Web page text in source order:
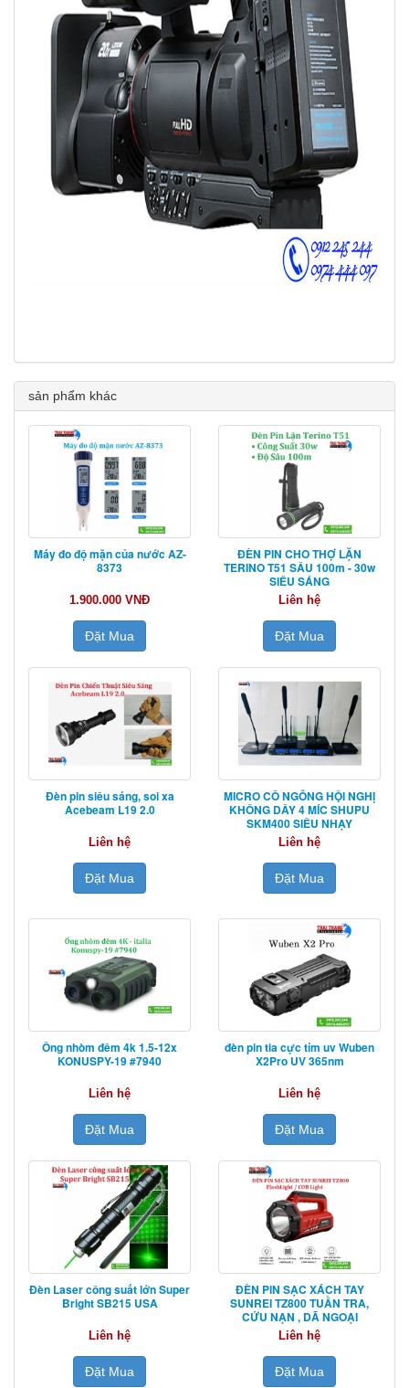
sản phẩm khác
Máy đo độ mặn của nước AZ-
8373
1.900.000 VNĐ
Đặt Mua
ĐÈN PIN CHO THỢ LẶN
TERINO T51 SÂU 100m - 30w
SIÊU SÁNG
Liên hệ
Đặt Mua
Đèn pin siêu sáng, soi xa
Acebeam L19 2.0
Liên hệ
Đặt Mua
MICRO CỔ NGỖNG HỘI NGHỊ
KHÔNG DÂY 4 MÍC SHUPU
SKM400 SIÊU NHẠY
Liên hệ
Đặt Mua
Ống nhòm đêm 4k 1.5-12x
KONUSPY-19 #7940
Liên hệ
Đặt Mua
đèn pin tia cực tím uv Wuben
X2Pro UV 365nm
Liên hệ
Đặt Mua
Đèn Laser công suất lớn Super
Bright SB215 USA
Liên hệ
Đặt Mua
ĐÈN PIN SẠC XÁCH TAY
SUNREI TZ800 TUẦN TRA,
CỨU NẠN , DÃ NGOẠI
Liên hệ
Đặt Mua